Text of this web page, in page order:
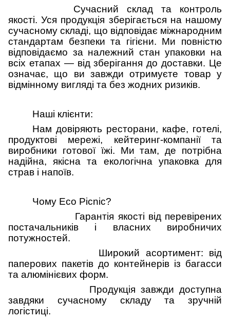
Сучасний склад та контроль
якості. Уся продукція зберігається на нашому
сучасному складі, що відповідає міжнародним
стандартам безпеки та гігієни. Ми повністю
відповідаємо за належний стан упаковки на
всіх етапах — від зберігання до доставки. Це
означає, що ви завжди отримуєте товар у
відмінному вигляді та без жодних ризиків.
Наші клієнти:
Нам довіряють ресторани, кафе, готелі,
продуктові мережі, кейтеринг-компанії та
виробники готової їжі. Ми там, де потрібна
надійна, якісна та екологічна упаковка для
страв і напоїв.
Чому Eco Picnic?
Гарантія якості від перевірених
постачальників і власних виробничих
потужностей.
Широкий асортимент: від
паперових пакетів до контейнерів із багасси
та алюмінієвих форм.
Продукція завжди доступна
завдяки сучасному складу та зручній
логістиці.